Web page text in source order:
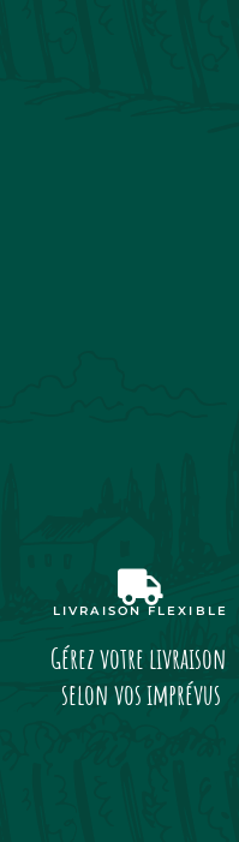
LIVRAISON FLEXIBLE
Gérez votre livraison
selon vos imprévus